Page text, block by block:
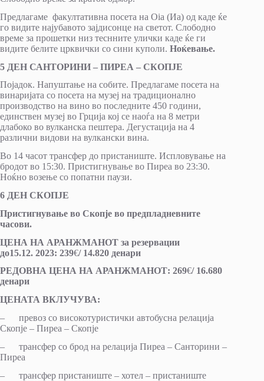
Предлагаме факултативна посета на Oia (Иа) од каде ќе
го видите најубавото зајдисонце на светот. Слободно
време за прошетки низ теснните улички каде ќе ги
видите белите црквички со сини куполи. Ноќевање.
5 ДЕН САНТОРИНИ – ПИРЕА – СКОПЈЕ
Појадок. Напуштање на собите. Предлагаме посета на
винаријата со посета на музеј на традиционално
производство на вино во последните 450 години,
единствен музеј во Грција кој се наоѓа на 8 метри
длабоко во вулканска пештера. Дегустација на 4
различни видови на вулкански вина.
Во 14 часот трансфер до пристаниште. Испловување на
бродот во 15:30. Пристигнување во Пиреа во 23:30.
Ноќно возење со попатни паузи.
6 ДЕН СКОПЈЕ
Пристигнување во Скопје во предпладневните
часови.
ЦЕНА НА АРАНЖМАНОТ за резервации
до15.12. 2023: 239€/ 14.820 денари
РЕДОВНА ЦЕНА НА АРАНЖМАНОТ: 269€/ 16.680
денари
ЦЕНАТА ВКЛУЧУВА:
– превоз со високотуристички автобусна релација
Скопје – Пиреа – Скопје
– трансфер со брод на релација Пиреа – Санторини –
Пиреа
– трансфер пристаниште – хотел – пристаниште